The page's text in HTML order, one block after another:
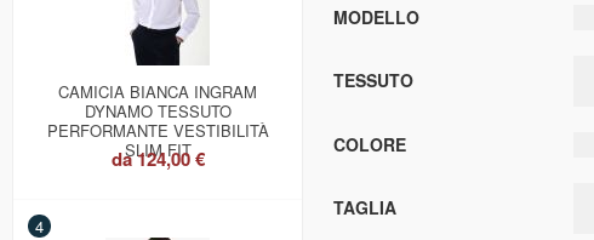
CAMICIA BIANCA INGRAM
DYNAMO TESSUTO
PERFORMANTE VESTIBILITÀ
SLIM FIT
da124,00 €
4
MODELLO
TESSUTO
COLORE
TAGLIA